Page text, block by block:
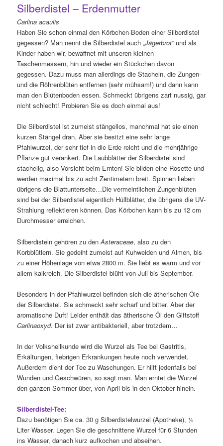
Silberdistel – Erdenmutter
Carlina acaulis
Haben Sie schon einmal den Körbchen-Boden einer Silberdistel
gegessen? Man nennt die Silberdistel auch „Jägerbrot“ und als
Kinder haben wir, bewaffnet mit unseren kleinen
Taschenmessern, hin und wieder ein Stückchen davon
gegessen. Dazu muss man allerdings die Stacheln, die Zungen-
und die Röhrenblüten entfernen (sehr mühsam!) und dann kann
man den Blütenboden essen. Schmeckt übrigens zart nussig, gar
nicht schlecht! Probieren Sie es doch einmal aus!
Die Silberdistel ist zumeist stängellos, manchmal hat sie einen
kurzen Stängel dran. Aber sie besitzt eine sehr lange
Pfahlwurzel, der sehr tief in die Erde reicht und die mehrjährige
Pflanze gut verankert. Die Laubblätter der Silberdistel sind
stachelig, also Vorsicht beim Ernten! Sie bilden eine Rosette und
werden maximal bis zu acht Zentimetern breit. Spinnen lieben
übrigens die Blattunterseite…Die vermeintlichen Zungenblüten
sind bei der Silberdistel eigentlich Hüllblätter, die übrigens die UV-
Strahlung reflektieren können. Das Körbchen kann bis zu 12 cm
Durchmesser erreichen.
Silberdisteln gehören zu denAsteraceae, also zu den
Korbblütlern. Sie gedeiht zumeist auf Kuhweiden und Almen, bis
zu einer Höhenlage von etwa 2800 m. Sie liebt es warm und vor
allem kalkreich. Die Silberdistel blüht von Juli bis September.
Besonders in der Pfahlwurzel befinden sich die ätherischen Öle
der Silberdistel. Sie schmeckt sehr scharf und bitter. Aber der
aromatische Duft! Leider enthält das ätherische Öl den Giftstoff
Carlinaoxyd. Der ist zwar antibakteriell, aber trotzdem…
In der Volksheilkunde wird die Wurzel als Tee bei Gastritis,
Erkältungen, fiebrigen Erkrankungen heute noch verwendet.
Außerdem dient der Tee zu Waschungen. Er hilft jedenfalls bei
Wunden und Geschwüren, so sagt man. Man erntet die Wurzel
den ganzen Sommer über, von April bis in den Oktober hinein.
Silberdistel-Tee:
Dazu benötigen Sie ca. 30 g Silberdistelwurzel (Apotheke), ½
Liter Wasser. Legen Sie die geschnittene Wurzel für 6 Stunden
ins Wasser, danach kurz aufkochen und abseihen.